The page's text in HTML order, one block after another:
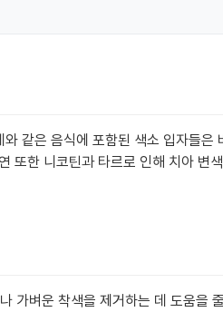
같은 음식에 포함된 색소 입자들은
또한 니코틴과 타르로 인해 치아 변
가벼운 착색을 제거하는 데 도움을